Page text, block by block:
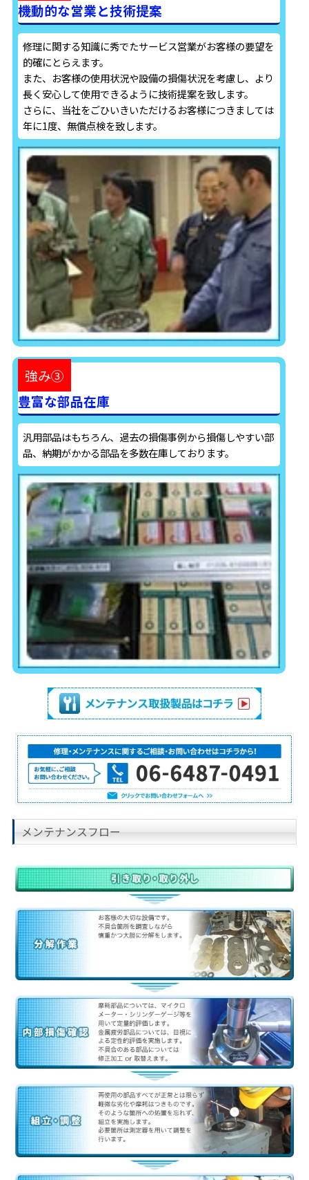
機動的な営業と技術提案
修理に関する知識に秀でたサービス営業がお客様の要望を
的確にとらえます。
また、お客様の使用状況や設備の損傷状況を考慮し、より
長く安心して使用できるように技術提案を致します。
さらに、当社をごひいきいただけるお客様につきましては
年に1度、無償点検を致します。
強み③
豊富な部品在庫
汎用部品はもちろん、過去の損傷事例から損傷しやすい部
品、納期がかかる部品を多数在庫しております。
メンテナンスフロー